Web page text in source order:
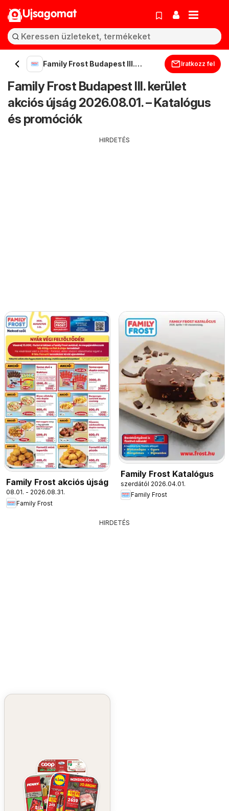
Ujsagomat
Family Frost Budapest III.
Iratkozz fel
Family Frost Budapest III. kerület
akciós újság 2026.08.01. – Katalógus
és promóciók
HIRDETÉS
Family Frost akciós újság
08.01. - 2026.08.31.
Family Frost
Family Frost Katalógus
szerdától 2026.04.01.
Family Frost
HIRDETÉS